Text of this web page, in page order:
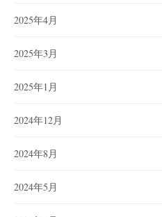
2025年4月
2025年3月
2025年1月
2024年12月
2024年8月
2024年5月